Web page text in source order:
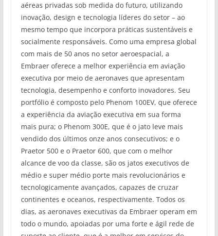
aéreas privadas sob medida do futuro, utilizando
inovação, design e tecnologia líderes do setor – ao
mesmo tempo que incorpora práticas sustentáveis ​​e
socialmente responsáveis. Como uma empresa global
com mais de 50 anos no setor aeroespacial, a
Embraer oferece a melhor experiência em aviação
executiva por meio de aeronaves que apresentam
tecnologia, desempenho e conforto inovadores. Seu
portfólio é composto pelo Phenom 100EV, que oferece
a experiência da aviação executiva em sua forma
mais pura; o Phenom 300E, que é o jato leve mais
vendido dos últimos onze anos consecutivos; e o
Praetor 500 e o Praetor 600, que com o melhor
alcance de voo da classe, são os jatos executivos de
médio e super médio porte mais revolucionários e
tecnologicamente avançados, capazes de cruzar
continentes e oceanos, respectivamente. Todos os
dias, as aeronaves executivas da Embraer operam em
todo o mundo, apoiadas por uma forte e ágil rede de